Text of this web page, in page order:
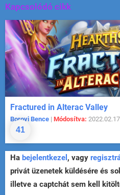
Kapcsolódó cikk
41
Fractured in Alterac Valley
Borovi Bence | Módosítva:
Ha bejelentkezel , vagy
privát üzenetek küldésére és
illetve a captchát sem kell